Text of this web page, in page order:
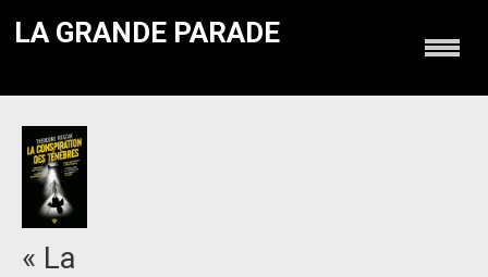
LA GRANDE PARADE
« La